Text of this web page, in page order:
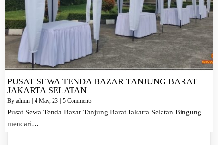
PUSAT SEWA TENDA BAZAR TANJUNG BARAT
JAKARTA SELATAN
By admin 4 May, 23 5 Comments
Pusat Sewa Tenda Bazar Tanjung Barat Jakarta Selatan Bingung
mencari…